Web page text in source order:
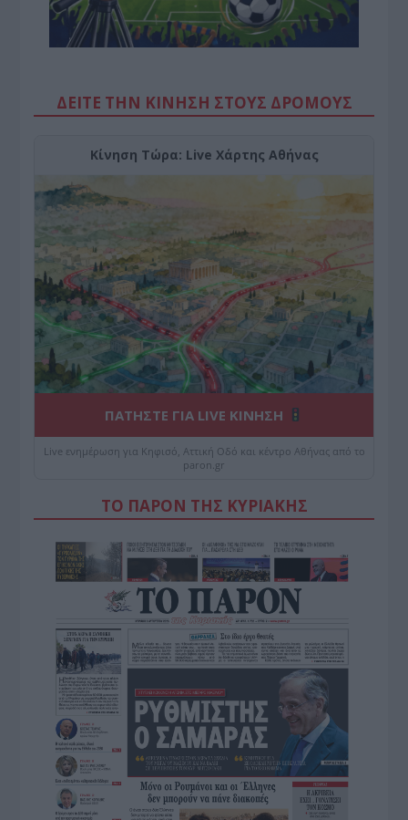
ΔΕΙΤΕ ΤΗΝ ΚΙΝΗΣΗ ΣΤΟΥΣ ΔΡΌΜΟΥΣ
Κίνηση Τώρα: Live Χάρτης Αθήνας
ΠΑΤΗΣΤΕ ΓΙΑ LIVE ΚΙΝΗΣΗ
Live ενημέρωση για Κηφισό, Αττική Οδό και κέντρο Αθήνας από το
paron.gr
ΤΟ ΠΑΡΟΝ ΤΗΣ ΚΥΡΙΑΚΗΣ